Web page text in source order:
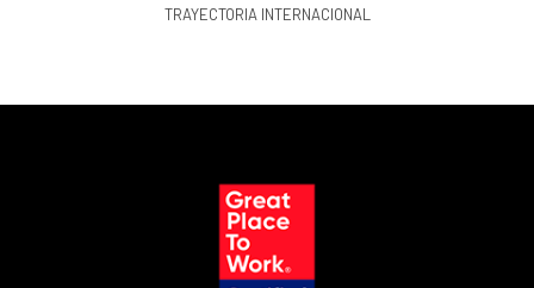
TRAYECTORIA INTERNACIONAL